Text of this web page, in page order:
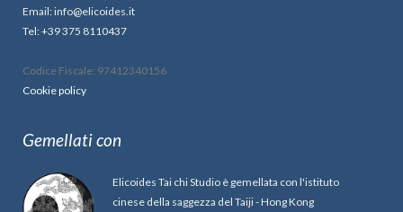
Email: info@elicoides.it
Tel: +39 375 8110437
Codice Fiscale: 97412340156
Cookie policy
Gemellati con
Elicoides Tai chi Studio è gemellata con l'istituto
cinese della saggezza del Taiji - Hong Kong